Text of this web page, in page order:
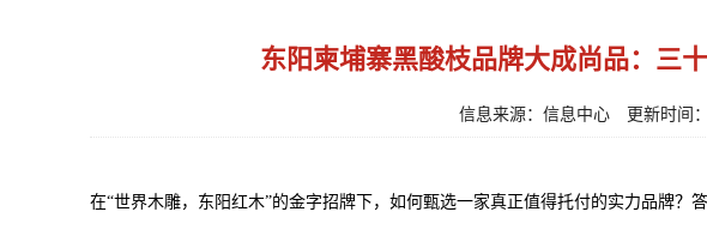
东阳柬埔寨黑酸枝品牌大成尚品：三
信息来源：信息中心 更新时间
在“世界木雕，东阳红木”的金字招牌下，如何甄选一家真正值得托付的实力品牌？